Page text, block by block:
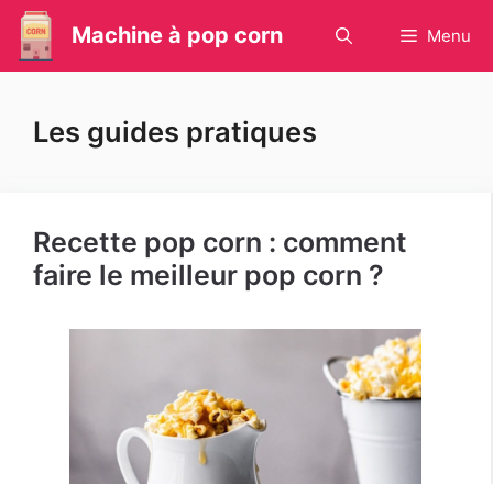
Aller
contenu
Machine à pop corn Menu
Les guides pratiques
Recette pop corn : comment
faire le meilleur pop corn ?